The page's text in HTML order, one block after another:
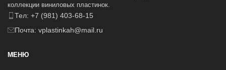
коллекции виниловых пластинок.
Тел: +7 (981) 403-68-15
Почта: vplastinkah@mail.ru
МЕНЮ